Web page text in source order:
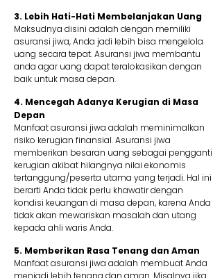
3. Lebih Hati-Hati Membelanjakan Uang
Maksudnya disini adalah dengan memiliki
asuransi jiwa, Anda jadi lebih bisa mengelola
uang secara tepat. Asuransi jiwa membantu
anda agar uang dapat teralokasikan dengan
baik untuk masa depan.
4. Mencegah Adanya Kerugian di Masa
Depan
Manfaat asuransi jiwa adalah meminimalkan
risiko kerugian finansial. Asuransi jiwa
memberikan besaran uang sebagai pengganti
kerugian akibat hilangnya nilai ekonomis
tertanggung/peserta utama yang terjadi. Hal ini
berarti Anda tidak perlu khawatir dengan
kondisi keuangan di masa depan, karena Anda
tidak akan mewariskan masalah dan utang
kepada ahli waris Anda.
5. Memberikan Rasa Tenang dan Aman
Manfaat asuransi jiwa adalah membuat Anda
menjadi lebih tenang dan aman. Misalnya jika